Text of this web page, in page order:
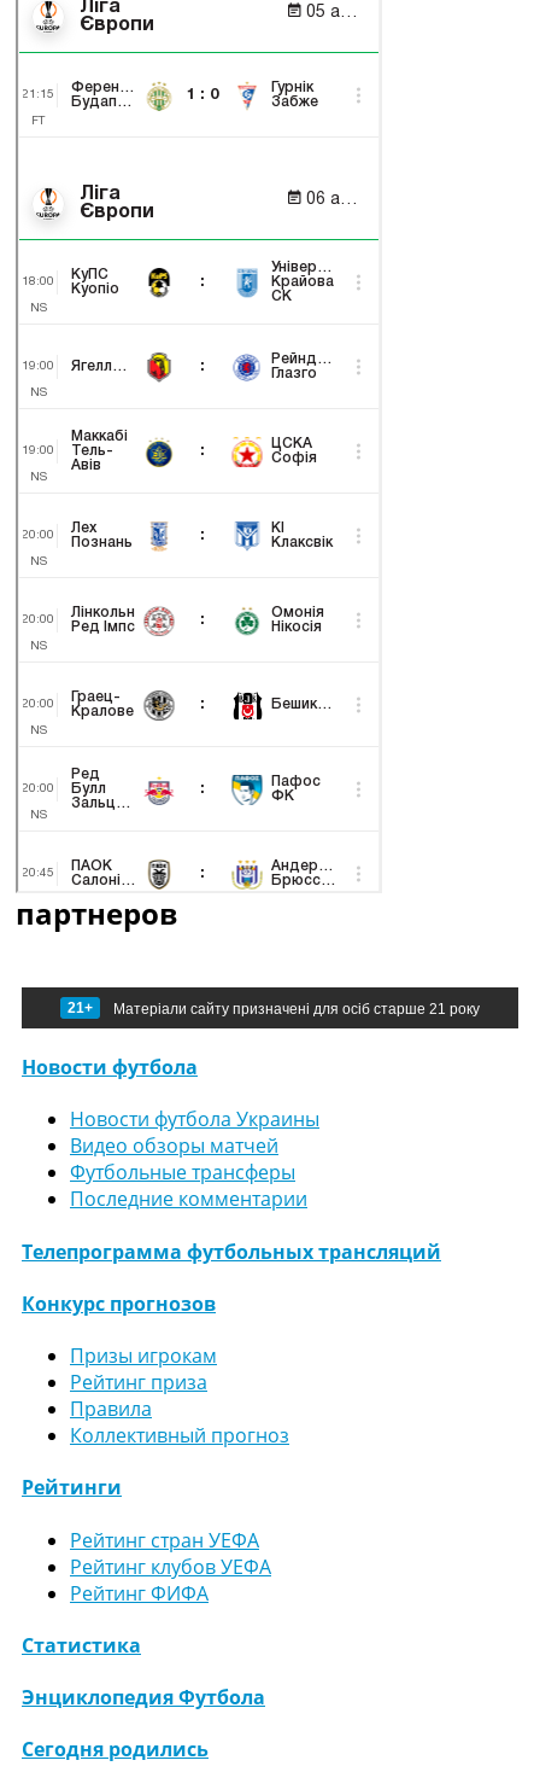
партнеров
21+ Матеріали сайту призначені для осіб старше 21 року
Новости футбола
Новости футбола Украины
Видео обзоры матчей
Футбольные трансферы
Последние комментарии
Телепрограмма футбольных трансляций
Конкурс прогнозов
Призы игрокам
Рейтинг приза
Правила
Коллективный прогноз
Рейтинги
Рейтинг стран УЕФА
Рейтинг клубов УЕФА
Рейтинг ФИФА
Статистика
Энциклопедия Футбола
Сегодня родились